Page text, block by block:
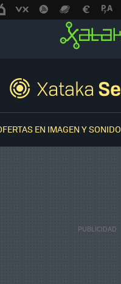
EN IMAGEN Y SONIDO